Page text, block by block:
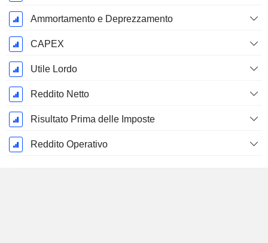
Ammortamento e Deprezzamento
CAPEX
Utile Lordo
Reddito Netto
Risultato Prima delle Imposte
Reddito Operativo